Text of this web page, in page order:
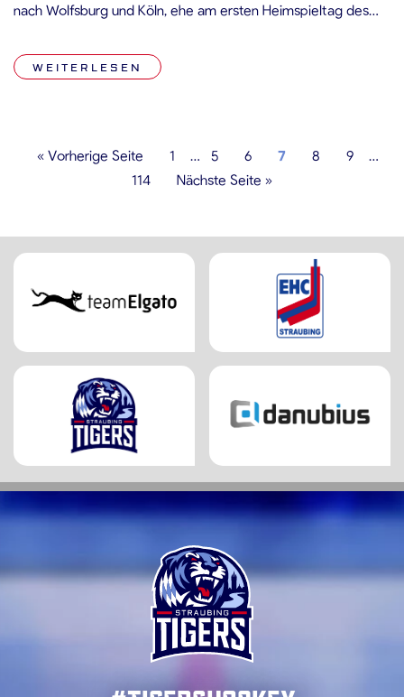
nach Wolfsburg und Köln, ehe am ersten Heimspieltag des
drei Gegner befinden sich aktuell in guter Form und sind im
Kampf um […]
WEITERLESEN
« Vorherige Seite 1 … 5 6 7 8 9
…
114
Nächste Seite »